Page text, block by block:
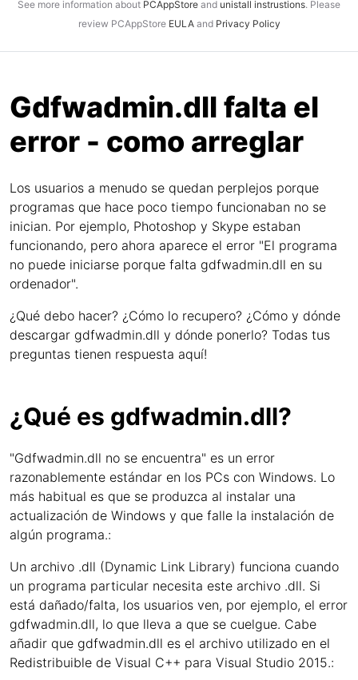
See more information about PCAppStore and unistall instrustions. Please
review PCAppStore EULAand Privacy Policy
Gdfwadmin.dll falta el
error - como arreglar
Los usuarios a menudo se quedan perplejos porque
programas que hace poco tiempo funcionaban no se
inician. Por ejemplo, Photoshop y Skype estaban
funcionando, pero ahora aparece el error "El programa
no puede iniciarse porque falta gdfwadmin.dll en su
ordenador".
¿Qué debo hacer? ¿Cómo lo recupero? ¿Cómo y dónde
descargar gdfwadmin.dll y dónde ponerlo? Todas tus
preguntas tienen respuesta aquí!
¿Qué es gdfwadmin.dll?
"Gdfwadmin.dll no se encuentra" es un error
razonablemente estándar en los PCs con Windows. Lo
más habitual es que se produzca al instalar una
actualización de Windows y que falle la instalación de
algún programa.:
Un archivo .dll (Dynamic Link Library) funciona cuando
un programa particular necesita este archivo .dll. Si
está dañado/falta, los usuarios ven, por ejemplo, el error
gdfwadmin.dll, lo que lleva a que se cuelgue. Cabe
añadir que gdfwadmin.dll es el archivo utilizado en el
Redistribuible de Visual C++ para Visual Studio 2015.: